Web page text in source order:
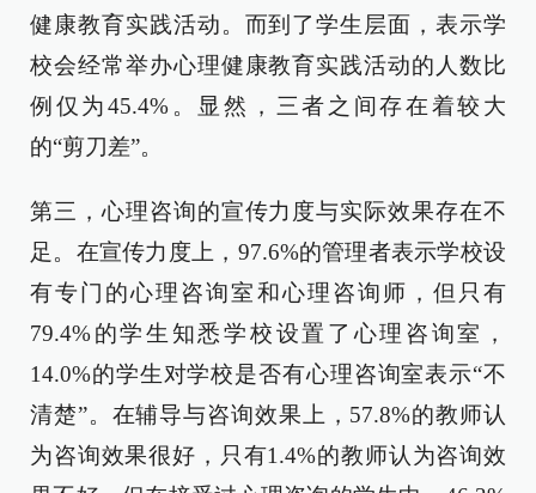
健康教育实践活动。而到了学生层面，表示学
校会经常举办心理健康教育实践活动的人数比
例仅为45.4%。显然，三者之间存在着较大
的“剪刀差”。
第三，心理咨询的宣传力度与实际效果存在不
足。在宣传力度上，97.6%的管理者表示学校设
有专门的心理咨询室和心理咨询师，但只有
79.4%的学生知悉学校设置了心理咨询室，
14.0%的学生对学校是否有心理咨询室表示“不
清楚”。在辅导与咨询效果上，57.8%的教师认
为咨询效果很好，只有1.4%的教师认为咨询效